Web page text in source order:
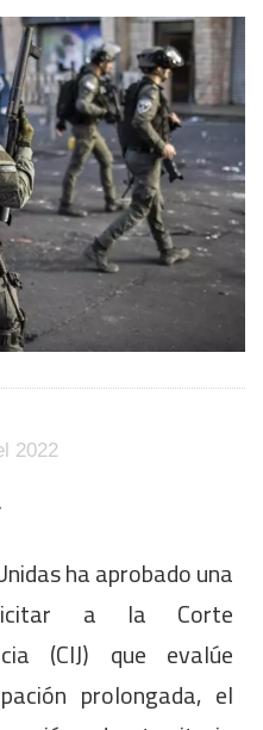
2022
ha aprobado una
a la Corte
(CIJ) que evalúe
prolongada, el